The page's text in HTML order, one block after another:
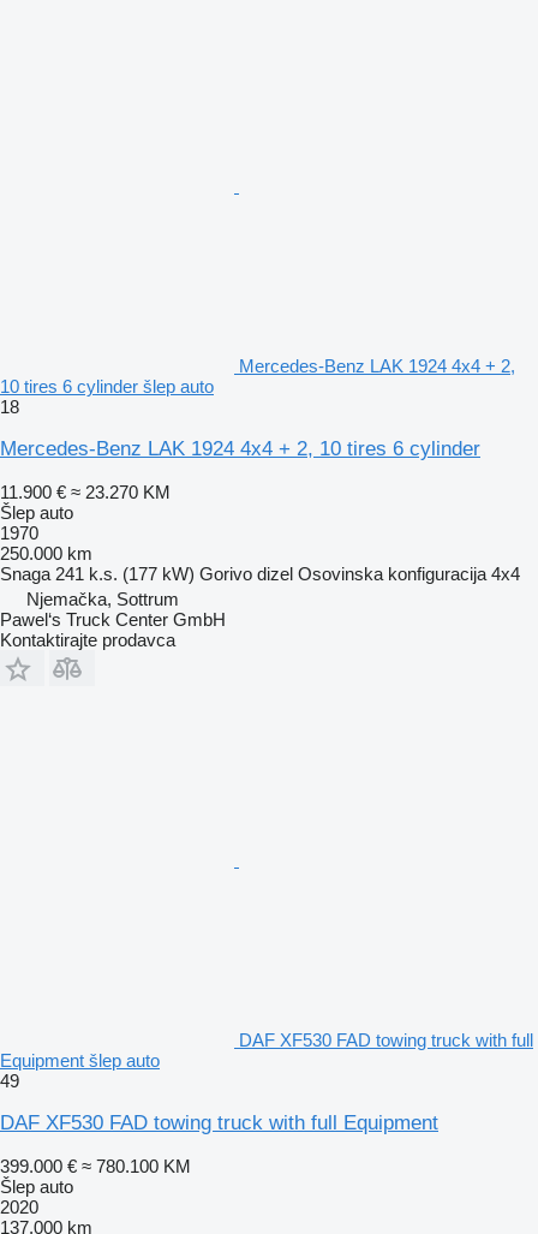
Mercedes-Benz LAK 1924 4x4 + 2,
10 tires 6 cylinder šlep auto
18
Mercedes-Benz LAK 1924 4x4 + 2, 10 tires 6 cylinder
11.900 € ≈ 23.270 KM
Šlep auto
1970
250.000 km
Snaga 241 k.s. (177 kW) Gorivo dizel Osovinska konfiguracija 4x4
Njemačka, Sottrum
Pawel‘s Truck Center GmbH
Kontaktirajte prodavca
DAF XF530 FAD towing truck with full
Equipment šlep auto
49
DAF XF530 FAD towing truck with full Equipment
399.000 € ≈ 780.100 KM
Šlep auto
2020
137.000 km